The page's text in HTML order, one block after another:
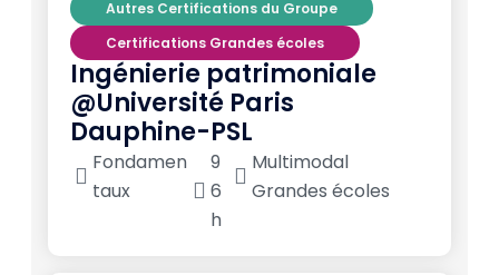
Autres Certifications du Groupe
Certifications Grandes écoles
Ingénierie patrimoniale
@Université Paris
Dauphine-PSL
Fondamen
taux
9
6
h
Multimodal
Grandes écoles